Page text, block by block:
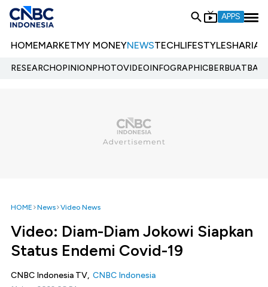
APPS
HOMEMARKETMY MONEYNEWSTECHLIFESTYLESHARIA
RESEARCHOPINIONPHOTOVIDEOINFOGRAPHIC
HOME News Video News
Video: Diam-Diam Jokowi Siapkan
Status Endemi Covid-19
CNBC Indonesia TV, CNBC Indonesia